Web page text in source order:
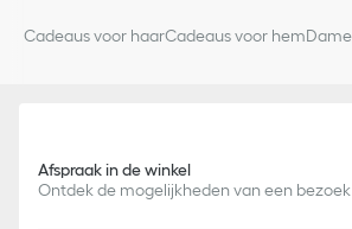
Cadeaus voor haarCadeaus voor hem
Afspraak in de winkel
Ontdek de mogelijkheden van een